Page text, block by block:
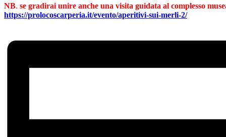
NB. se gradirai unire anche una visita guidata al complesso
https://prolocoscarperia.it/evento/aperitivi-sui-merli-2/